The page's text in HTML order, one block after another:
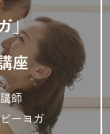
」
座
師
ーヨガ